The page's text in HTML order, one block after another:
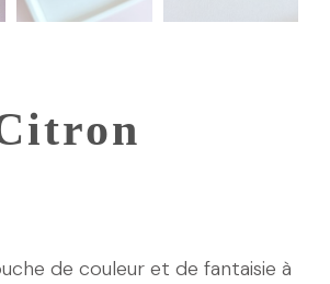
de couleur et de fantaisie à